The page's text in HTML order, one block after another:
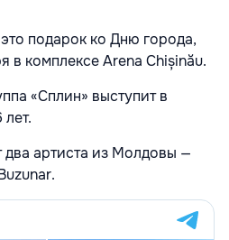
подарок ко Дню города,
в комплексе Arena Chișinău.
«Сплин» выступит в
два артиста из Молдовы —